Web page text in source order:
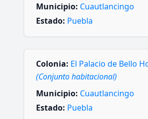
Municipio: Cuautlancingo
Estado: Puebla
Colonia: El Palacio de Bello
(Conjunto habitacional)
Municipio: Cuautlancingo
Estado: Puebla